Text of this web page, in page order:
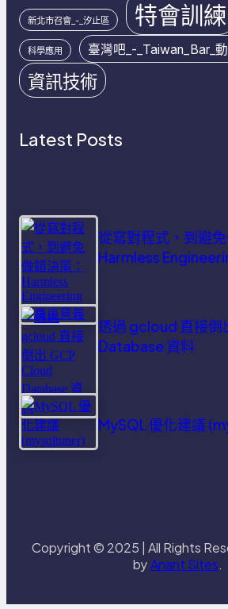
新北市召會_-_汐止區 特會訓練
科學應用 臺灣吧_-_Taiwan_Bar_
資訊技術
Latest Posts
從寫對程式，到避免
Harmless
透過 gcloud 直接倒
Database 資料
MySQL 優化建議
Copyright © 2025 | All Rights
byAnant Sites.